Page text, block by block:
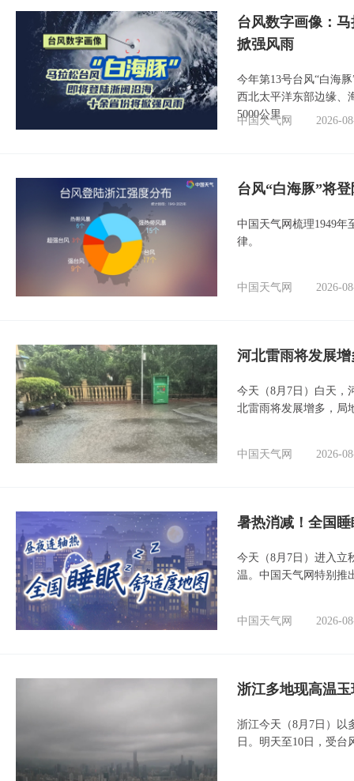
台风数字画像：
掀强风雨
今年第13号台风“白海
西北太平洋东部边缘、
5000公里。
中国天气网 2026-
台风“白海豚”将
中国天气网梳理1949年
律。
中国天气网 2026-
河北雷雨将发展
今天（8月7日）白天，
北雷雨将发展增多，局
中国天气网 2026-
暑热消减！全国
今天（8月7日）进入立
温。中国天气网特别推
中国天气网 2026-
浙江多地现高温
浙江今天（8月7日）以
日。明天至10日，受台